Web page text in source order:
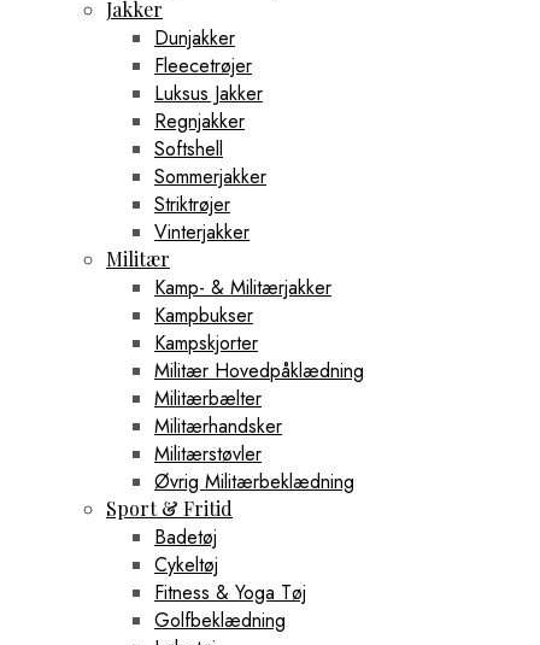
Jakker
Dunjakker
Fleecetrøjer
Luksus Jakker
Regnjakker
Softshell
Sommerjakker
Striktrøjer
Vinterjakker
Militær
Kamp- & Militærjakker
Kampbukser
Kampskjorter
Militær Hovedpåklædning
Militærbælter
Militærhandsker
Militærstøvler
Øvrig Militærbeklædning
Sport & Fritid
Badetøj
Cykeltøj
Fitness & Yoga Tøj
Golfbeklædning